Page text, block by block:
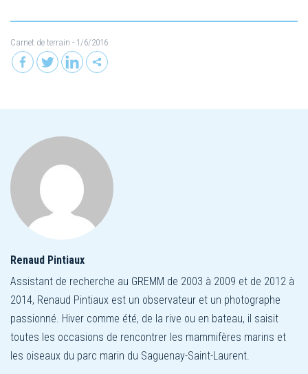
Carnet de terrain - 1/6/2016
Renaud Pintiaux
Assistant de recherche au GREMM de 2003 à 2009 et de 2012 à
2014, Renaud Pintiaux est un observateur et un photographe
passionné. Hiver comme été, de la rive ou en bateau, il saisit
toutes les occasions de rencontrer les mammifères marins et
les oiseaux du parc marin du Saguenay-Saint-Laurent.